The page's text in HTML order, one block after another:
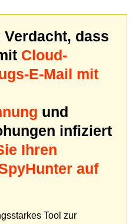
Verdacht, dass
Cloud-
E-Mail mit
und
infiziert
Ihren
auf
Tool zur